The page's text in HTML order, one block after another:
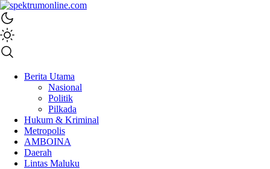
spektrumonline.com
Berita Utama
Nasional
Politik
Pilkada
Hukum & Kriminal
Metropolis
AMBOINA
Daerah
Lintas Maluku